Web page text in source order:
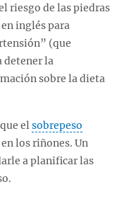
riesgo de las piedras
inglés para
(que
detener la
sobre la dieta
elsobrepeso
los riñones. Un
a planificar las